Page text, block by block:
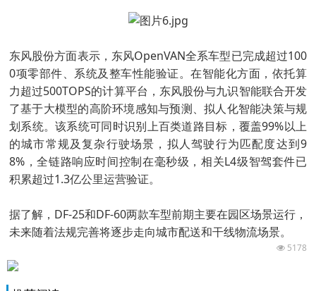
东风股份方面表示，东风OpenVAN全系车型已完成超过100
0项零部件、系统及整车性能验证。在智能化方面，依托算
力超过500TOPS的计算平台，东风股份与九识智能联合开发
了基于大模型的高阶环境感知与预测、拟人化智能决策与规
划系统。该系统可同时识别上百类道路目标，覆盖99%以上
的城市常规及复杂行驶场景，拟人驾驶行为匹配度达到9
8%，全链路响应时间控制在毫秒级，相关L4级智驾套件已
积累超过1.3亿公里运营验证。
据了解，DF-25和DF-60两款车型前期主要在园区场景运行，
未来随着法规完善将逐步走向城市配送和干线物流场景。
5178